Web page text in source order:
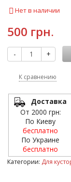
Нет в наличии
500 грн.
- +
К сравнению
Доставка
От 2000 грн:
По Киеву
бесплатно
По Украине
бесплатно
Категории: Для